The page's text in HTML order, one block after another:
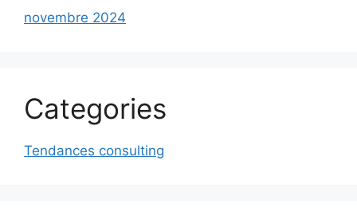
novembre 2024
Categories
Tendances consulting